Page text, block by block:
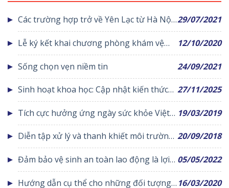
Các trường hợp trở về Yên Lạc từ Hà Nội
bắt buộc phải thực hiện Test nhanh
Covid-19
29/07/2021
Lễ ký kết khai chương phòng khám vệ
tinh chuyên khoa tim mạch tại Trung tâm
y tế huyện Yên Lạc
12/10/2020
Sống chọn vẹn niềm tin 24/09/2021
Sinh hoạt khoa học: Cập nhật kiến thức
về nhồi máu cơ tim ở người trẻ
27/11/2025
Tích cực hưởng ứng ngày sức khỏe Việt
Nam
19/03/2019
Diễn tập xử lý và thanh khiết môi trường
trước, trong và sau lụt, bão ngành Y tế
năm 2018
20/09/2018
Đảm bảo vệ sinh an toàn lao động là lợi
ích của doanh nghiệp và người lao động
05/05/2022
Hướng dẫn cụ thể cho những đối tượng
16/03/2020